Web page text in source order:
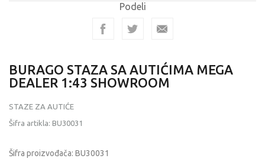
Podeli
BURAGO STAZA SA AUTIĆIMA MEGA
DEALER 1:43 SHOWROOM
STAZE ZA AUTIĆE
Šifra artikla: BU30031
Šifra proizvođača: BU30031